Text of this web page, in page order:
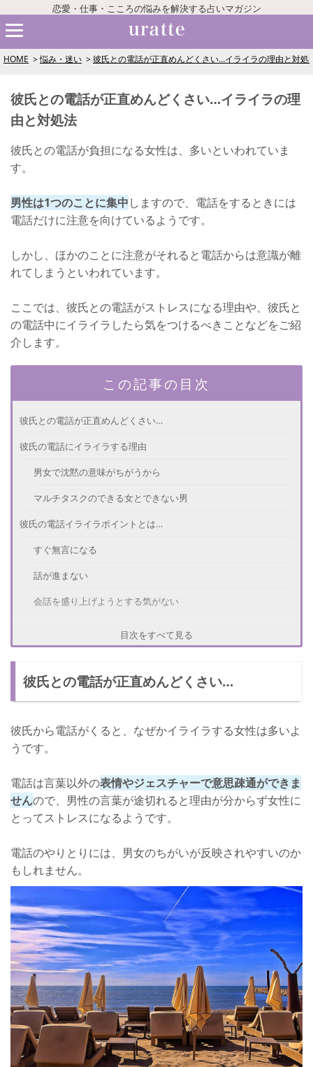
恋愛・仕事・こころの悩みを解決する占いマガジン
HOME 悩み・迷い 彼氏との電話が正直めんどくさい…イライラの理由と対処
彼氏との電話が正直めんどくさい…イライラの理
由と対処法
彼氏との電話が負担になる女性は、多いといわれていま
す。
男性は1つのことに集中しますので、電話をするときには
電話だけに注意を向けているようです。
しかし、ほかのことに注意がそれると電話からは意識が離
れてしまうといわれています。
ここでは、彼氏との電話がストレスになる理由や、彼氏と
の電話中にイライラしたら気をつけるべきことなどをご紹
介します。
この記事の目次
彼氏との電話が正直めんどくさい…
彼氏の電話にイライラする理由
男女で沈黙の意味がちがうから
マルチタスクのできる女とできない男
彼氏の電話イライラポイントとは…
すぐ無言になる
話が進まない
会話を盛り上げようとする気がない
彼が沈黙したら考え事してるんだなと良心的に解釈する
喧嘩にならないよう気をつけよう！
目次をすべて見る
彼氏との電話が正直めんどくさい…
彼氏から電話がくると、なぜかイライラする女性は多いよ
うです。
電話は言葉以外の表情やジェスチャーで意思疎通ができま
せんので、男性の言葉が途切れると理由が分からず女性に
とってストレスになるようです。
電話のやりとりには、男女のちがいが反映されやすいのか
もしれません。